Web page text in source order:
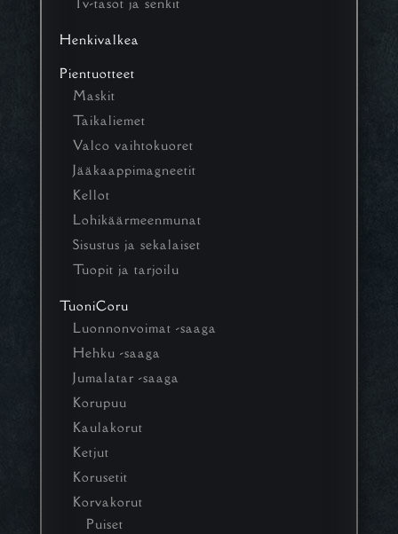
Henkivalkea
Pientuotteet
Maskit
Taikaliemet
Valco vaihtokuoret
Jääkaappimagneetit
Kellot
Lohikäärmeenmunat
Sisustus ja sekalaiset
Tuopit ja tarjoilu
TuoniCoru
Luonnonvoimat -saaga
Hehku -saaga
Jumalatar -saaga
Korupuu
Kaulakorut
Ketjut
Korusetit
Korvakorut
Puiset